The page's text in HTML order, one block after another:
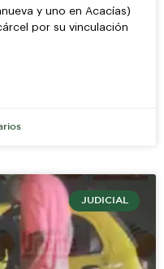
y uno en Acacías)
por su vinculación
JUDICIAL